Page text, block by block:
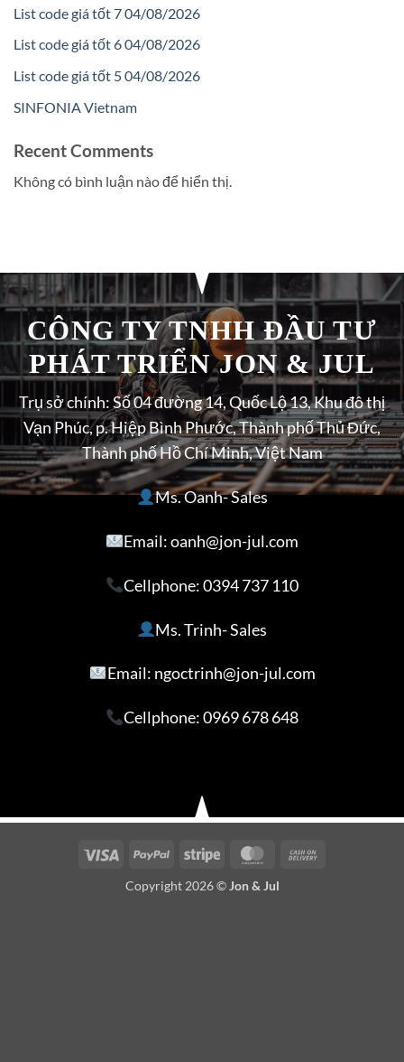
List code giá tốt 7 04/08/2026
List code giá tốt 6 04/08/2026
List code giá tốt 5 04/08/2026
SINFONIA Vietnam
Recent Comments
Không có bình luận nào để hiển thị.
CÔNG TY TNHH ĐẦU TƯ
PHÁT TRIỂN JON & JUL
Trụ sở chính: Số 04 đường 14, Quốc Lộ 13, Khu đô thị
Vạn Phúc, p. Hiệp Bình Phước, Thành phố Thủ Đức,
Thành phố Hồ Chí Minh, Việt Nam
Ms. Oanh- Sales
Email: oanh@jon-jul.com
Cellphone:0394 737 110
Ms. Trinh- Sales
Email: ngoctrinh@jon-jul.com
Cellphone:0969 678 648
Visa PayPal Stripe MasterCard
Copyright 2026 © Jon & Jul